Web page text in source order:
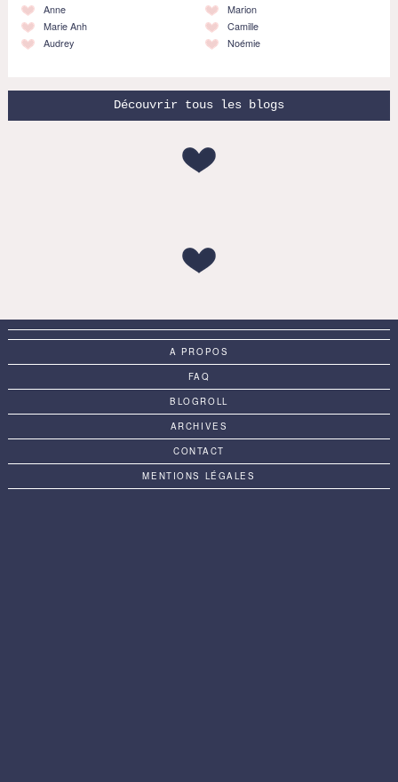
Anne
Marie Anh
Audrey
Marion
Camille
Noémie
Découvrir tous les blogs
A PROPOS
FAQ
BLOGROLL
ARCHIVES
CONTACT
MENTIONS LÉGALES